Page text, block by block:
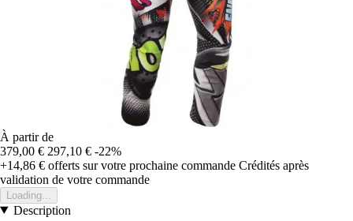
À partir de
379,00 € 297,10 € -22%
+14,86 € offerts sur votre prochaine commande Crédités après
validation de votre commande
Loading...
Description